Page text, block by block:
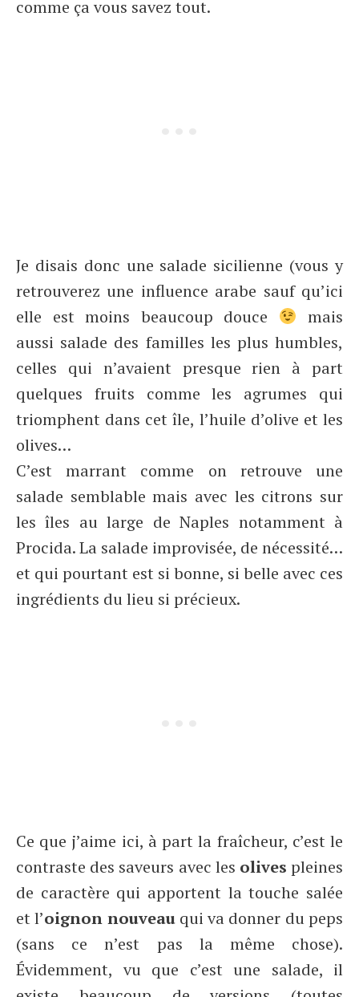
comme ça vous savez tout.
Je disais donc une salade sicilienne (vous y
retrouverez une influence arabe sauf qu’ici
elle est moins beaucoup douce
mais
aussi salade des familles les plus humbles,
celles qui n’avaient presque rien à part
quelques fruits comme les agrumes qui
triomphent dans cet île, l’huile d’olive et les
olives…
C’est marrant comme on retrouve une
salade semblable mais avec les citrons sur
les îles au large de Naples notamment à
Procida. La salade improvisée, de nécessité…
et qui pourtant est si bonne, si belle avec ces
ingrédients du lieu si précieux.
Ce que j’aime ici, à part la fraîcheur, c’est le
contraste des saveurs avec les olives pleines
de caractère qui apportent la touche salée
et l’oignon nouveauqui va donner du peps
(sans ce n’est pas la même chose).
Évidemment, vu que c’est une salade, il